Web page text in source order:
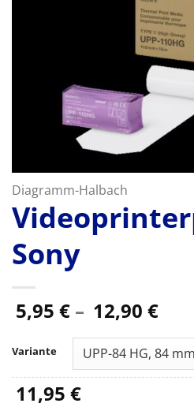
Diagramm-Halbach
Sony
5,95 € – 12,90 €
bis
Variante
11,95 €